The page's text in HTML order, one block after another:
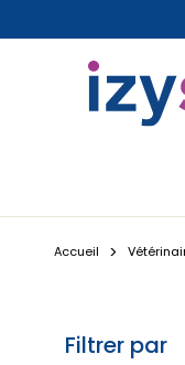
Accueil
Filtrer par